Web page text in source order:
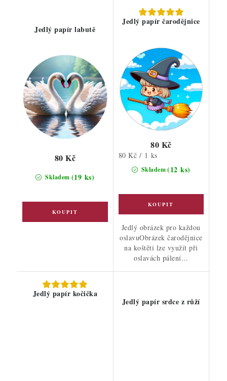
Jedlý papír labutě
Skladem (19 ks)
80 Kč
Jedlý papír čarodějnice
Skladem(12 ks)
80 Kč
Měrná
cena:
80 Kč / 1 ks
Jedlý obrázek pro každou
oslavuObrázek čarodějnice
na koštěti lze využít při
oslavách pálení...
Jedlý papír kočička
Jedlý papír srdce z růží